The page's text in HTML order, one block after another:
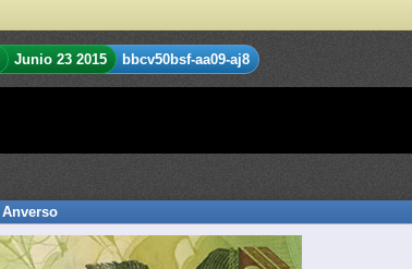
Junio 23 2015 bbcv50bsf-aa09-aj8
Anverso